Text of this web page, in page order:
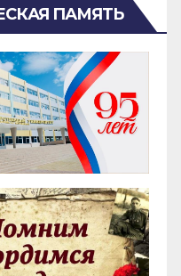
ПАМЯТЬ